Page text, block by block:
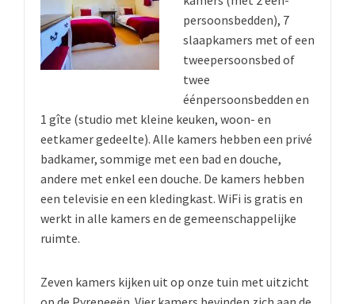
persoonsbedden), 7
slaapkamers met of een
tweepersoonsbed of
twee
éénpersoonsbedden en
1 gîte (studio met kleine keuken, woon- en
eetkamer gedeelte). Alle kamers hebben een privé
badkamer, sommige met een bad en douche,
andere met enkel een douche. De kamers hebben
een televisie en een kledingkast. WiFi is gratis en
werkt in alle kamers en de gemeenschappelijke
ruimte.
Zeven kamers kijken uit op onze tuin met uitzicht